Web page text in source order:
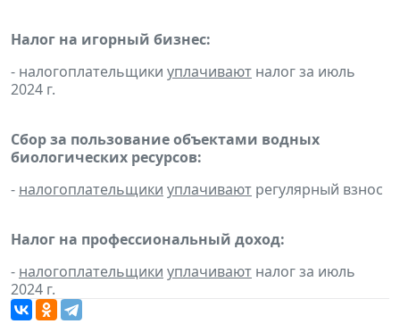
Налог на игорный бизнес:
- налогоплательщики уплачивают налог за июль
2024 г.
Сбор за пользование объектами водных
биологических ресурсов:
- налогоплательщики уплачивают регулярный взнос
Налог на профессиональный доход:
- налогоплательщики уплачивают налог за июль
2024 г.